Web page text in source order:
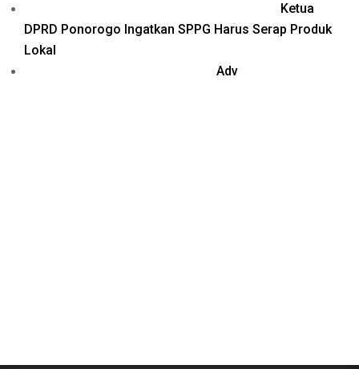
Ketua
DPRD Ponorogo Ingatkan SPPG Harus Serap Produk
Lokal
Adv